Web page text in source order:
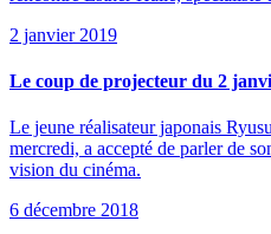
2 janvier 2019
Le coup de projecteur du 2
Le jeune réalisateur japonais
mercredi, a accepté de parler de
vision du cinéma.
6 décembre 2018